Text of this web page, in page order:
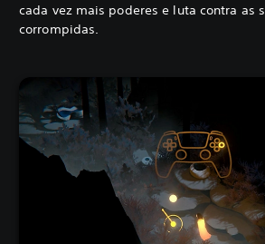
cada vez mais poderes e luta contra as
corrompidas.